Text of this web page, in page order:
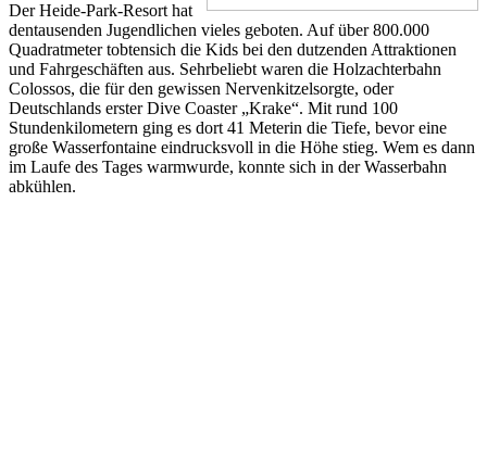
Der Heide-Park-Resort hat
dentausenden Jugendlichen vieles geboten. Auf über 800.000
Quadratmeter tobtensich die Kids bei den dutzenden Attraktionen
und Fahrgeschäften aus. Sehrbeliebt waren die Holzachterbahn
Colossos, die für den gewissen Nervenkitzelsorgte, oder
Deutschlands erster Dive Coaster „Krake“. Mit rund 100
Stundenkilometern ging es dort 41 Meterin die Tiefe, bevor eine
große Wasserfontaine eindrucksvoll in die Höhe stieg. Wem es dann
im Laufe des Tages warmwurde, konnte sich in der Wasserbahn
abkühlen.